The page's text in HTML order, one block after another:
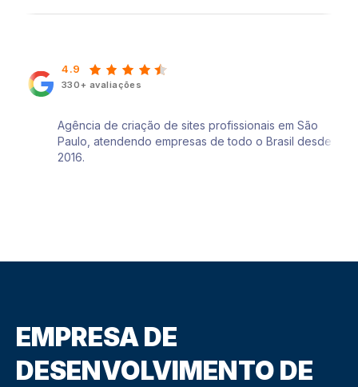
4.9
330+ avaliações
Agência de criação de sites profissionais em São
Paulo, atendendo empresas de todo o Brasil desde
2016.
EMPRESA DE
DESENVOLVIMENTO DE